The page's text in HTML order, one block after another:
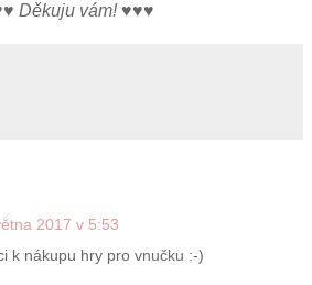
Děkuju vám! ♥♥♥
2017 v 5:53
k nákupu hry pro vnučku :-)